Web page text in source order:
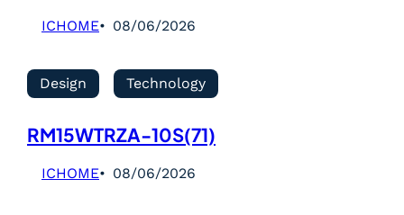
ICHOME 08/06/2026
Design Technology
RM15WTRZA-10S(71)
ICHOME 08/06/2026